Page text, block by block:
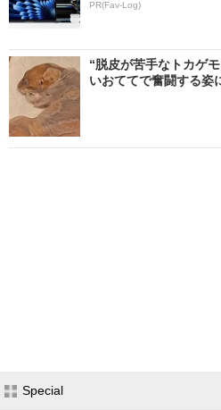
PR(Fav-Log)
“脱皮が苦手なトカゲ
いおててで奮闘する姿
Special